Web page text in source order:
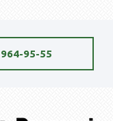
95-55